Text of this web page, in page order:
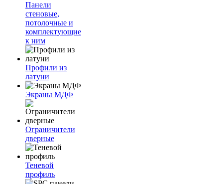
Панели
стеновые,
потолочные и
комплектующие
к ним
Профили из
латуни
Экраны МДФ
Ограничители
дверные
Теневой
профиль